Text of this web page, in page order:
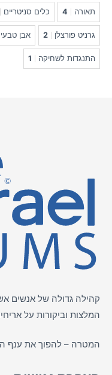
תאורה 4 כלים סניטריים
גרניט פורצלן 2 אבן
התנגדות לשחיקה 1
קהילה גדולה של אנשים
המלצות וביקורות על
המטרה – להפוך את ענף